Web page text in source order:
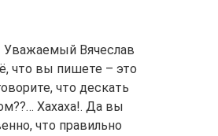
Уважаемый Вячеслав
что вы пишете – это
что дескать
Хахаха!. Да вы
что правильно